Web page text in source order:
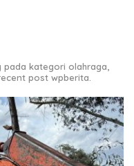
kategori olahraga,
post wpberita.